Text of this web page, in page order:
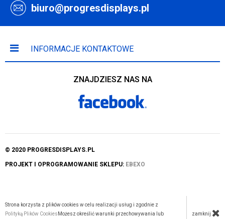
biuro@progresdisplays.pl
INFORMACJE KONTAKTOWE
ZNAJDZIESZ NAS NA
© 2020 PROGRESDISPLAYS.PL
PROJEKT I OPROGRAMOWANIE SKLEPU: EBEXO
Strona korzysta z plików cookies w celu realizacji usług i zgodnie z
Polityką Plików Cookies Możesz określić warunki przechowywania lub zamknij